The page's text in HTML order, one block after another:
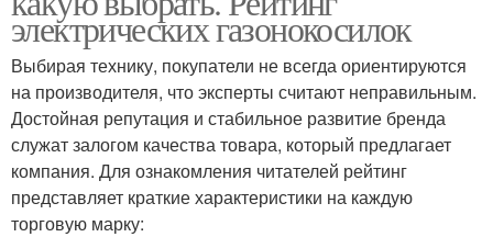
электрических газонокосилок
Выбирая технику, покупатели не всегда ориентируются
на производителя, что эксперты считают неправильным.
Достойная репутация и стабильное развитие бренда
служат залогом качества товара, который предлагает
компания. Для ознакомления читателей рейтинг
представляет краткие характеристики на каждую
торговую марку: